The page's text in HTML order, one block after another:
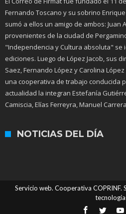
Fernando Toscano y su sobrino
sumó a ellos un amigo de ambos: Juan
provenientes de la ciudad de
"Independencia y Cultura absoluta" se
ediciones. Luego de López Jacob, sus
Saez, Fernando López y Carolina
una cooperativa de trabajo conducida
actualidad la integran Estefanía
Camiscia, Elías Ferreyra, Manuel
NOTICIAS DEL DÍA
Servicio web. Cooperativa COPRINF.